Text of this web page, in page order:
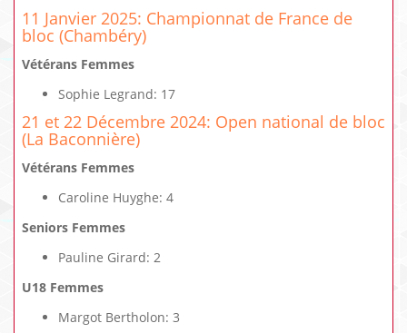
11 Janvier 2025: Championnat de France de
bloc (Chambéry)
Vétérans Femmes
Sophie Legrand: 17
21 et 22 Décembre 2024: Open national de bloc
(La Baconnière)
Vétérans Femmes
Caroline Huyghe: 4
Seniors Femmes
Pauline Girard: 2
U18 Femmes
Margot Bertholon: 3